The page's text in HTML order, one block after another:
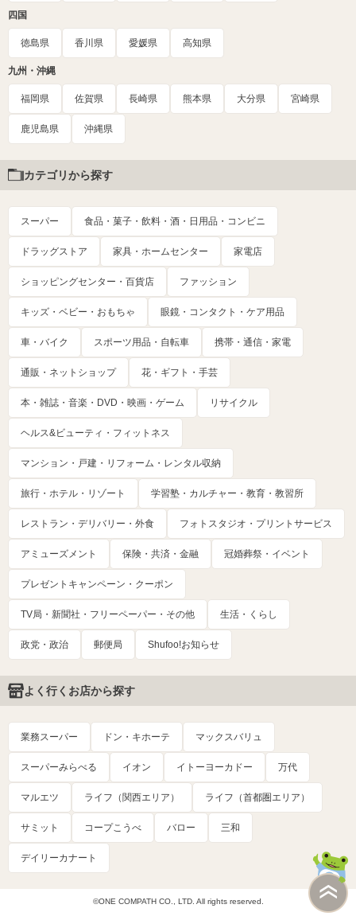
四国
徳島県 香川県 愛媛県 高知県
九州・沖縄
福岡県 佐賀県 長崎県 熊本県 大分県 宮崎県
鹿児島県 沖縄県
カテゴリから探す
スーパー 食品・菓子・飲料・酒・日用品・コンビニ
ドラッグストア 家具・ホームセンター 家電店
ショッピングセンター・百貨店 ファッション
キッズ・ベビー・おもちゃ 眼鏡・コンタクト・ケア用品
車・バイク スポーツ用品・自転車 携帯・通信・家電
通販・ネットショップ 花・ギフト・手芸
本・雑誌・音楽・DVD・映画・ゲーム リサイクル
ヘルス&ビューティ・フィットネス
マンション・戸建・リフォーム・レンタル収納
旅行・ホテル・リゾート 学習塾・カルチャー・教育・教習所
レストラン・デリバリー・外食 フォトスタジオ・プリントサービス
アミューズメント 保険・共済・金融 冠婚葬祭・イベント
プレゼントキャンペーン・クーポン
TV局・新聞社・フリーペーパー・その他 生活・くらし
政党・政治 郵便局 Shufoo!お知らせ
よく行くお店から探す
業務スーパー ドン・キホーテ マックスバリュ
スーパーみらべる イオン イトーヨーカドー 万代
マルエツ ライフ（関西エリア） ライフ（首都圏エリア）
サミット コープこうべ バロー 三和
デイリーカナート
©ONE COMPATH CO., LTD. All rights reserved.